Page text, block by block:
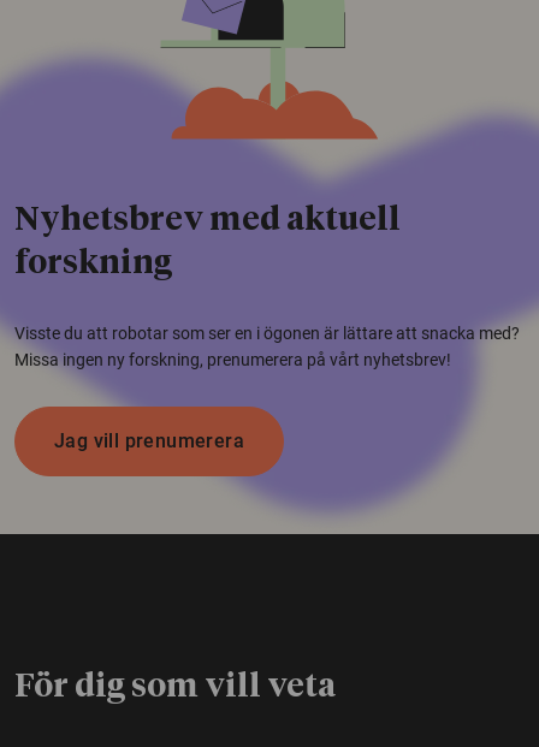
Nyhetsbrev med aktuell
forskning
Visste du att robotar som ser en i ögonen är lättare att snacka med?
Missa ingen ny forskning, prenumerera på vårt nyhetsbrev!
Jag vill prenumerera
För dig som vill veta